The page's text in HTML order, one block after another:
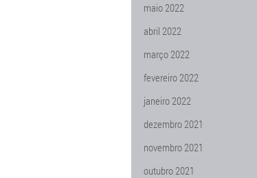
maio 2022
abril 2022
março 2022
fevereiro 2022
janeiro 2022
dezembro 2021
novembro 2021
outubro 2021